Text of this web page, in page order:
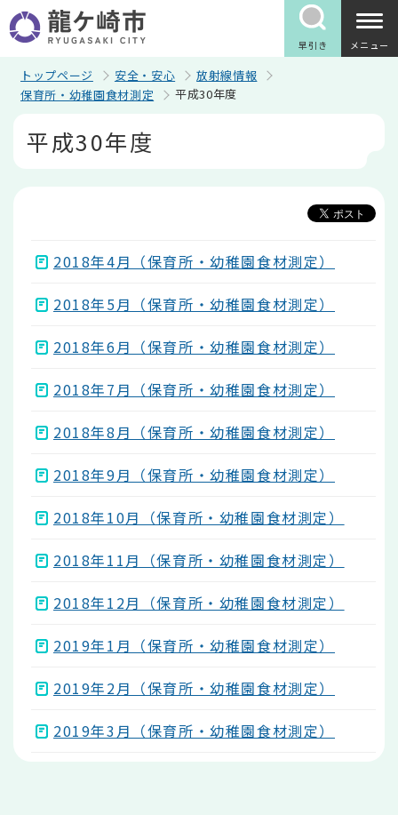
の
ペ
早引き メニュー
トップページ 安全・安心
放射線情報
保育所・幼稚園食材測定
平成30年度
平成30年度
2018年4月（保育所・幼稚園食材測定）
2018年5月（保育所・幼稚園食材測定）
2018年6月（保育所・幼稚園食材測定）
2018年7月（保育所・幼稚園食材測定）
2018年8月（保育所・幼稚園食材測定）
2018年9月（保育所・幼稚園食材測定）
2018年10月（保育所・幼稚園食材測定）
2018年11月（保育所・幼稚園食材測定）
2018年12月（保育所・幼稚園食材測定）
2019年1月（保育所・幼稚園食材測定）
2019年2月（保育所・幼稚園食材測定）
2019年3月（保育所・幼稚園食材測定）